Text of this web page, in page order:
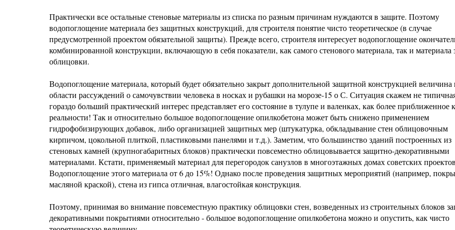
Практически все остальные стеновые материалы из списка по разным причинам нуждаются в защите. Поэтому
водопоглощение материала без защитных конструкций, для строителя понятие чисто теоретическое (в случае
предусмотренной проектом обязательной защиты). Прежде всего, строителя интересует водопоглощение
комбинированной конструкции, включающую в себя показатели, как самого стенового материала, так и
облицовки.
Водопоглощение материала, который будет обязательно закрыт дополнительной защитной конструкцией величина
области рассуждений о самочувствии человека в носках и рубашки на морозе-15 о С. Ситуация скажем не
гораздо больший практический интерес представляет его состояние в тулупе и валенках, как более приближенное к
реальности! Так и относительно большое водопоглощение опилкобетона может быть снижено применением
гидрофобизирующих добавок, либо организацией защитных мер (штукатурка, обкладывание стен облицовочным
кирпичом, цокольной плиткой, пластиковыми панелями и т.д.). Заметим, что большинство зданий построенных из
стеновых камней (крупногабаритных блоков) практически повсеместно облицовывается защитно-декоративными
материалами. Кстати, применяемый материал для перегородок санузлов в многоэтажных домах советских
Водопоглощение этого материала от 6 до 15%! Однако после проведения защитных мероприятий (например,
масляной краской), стена из гипса отличная, влагостойкая конструкция.
Поэтому, принимая во внимание повсеместную практику облицовки стен, возведенных из строительных блоков
декоративными покрытиями относительно - большое водопоглощение опилкобетона можно и опустить, как чисто